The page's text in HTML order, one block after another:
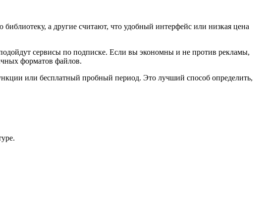
а другие считают, что удобный интерфейс или низкая цена
сервисы по подписке. Если вы экономны и не против рекламы,
форматов файлов.
или бесплатный пробный период. Это лучший способ определить,